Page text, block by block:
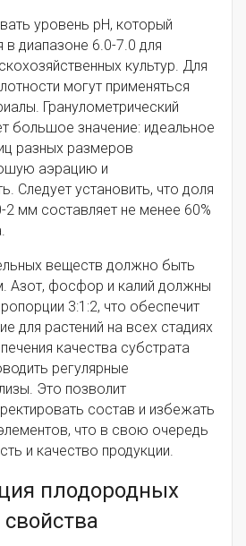
уровень pH, который
диапазоне 6.0-7.0 для
культур. Для
могут применяться
Гранулометрический
большое значение: идеальное
разных размеров
аэрацию и
Следует установить, что доля
мм составляет не менее 60%
веществ должно быть
Азот, фосфор и калий должны
3:1:2, что обеспечит
для растений на всех стадиях
качества субстрата
регулярные
Это позволит
состав и избежать
что в свою очередь
и качество продукции.
плодородных
свойства